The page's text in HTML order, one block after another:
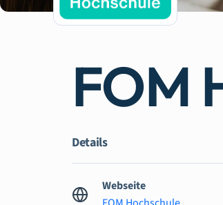
FOM
Details
Webseite